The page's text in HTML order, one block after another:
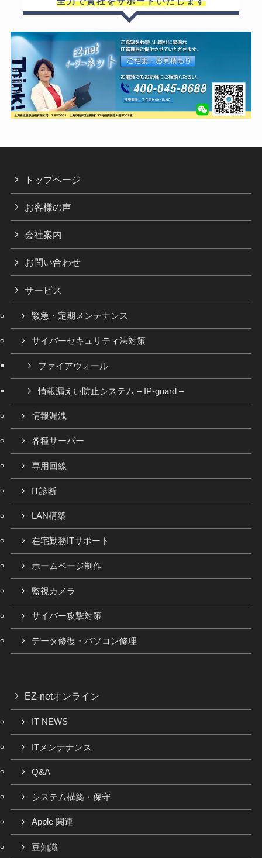
トップページ
お客様の声
会社案内
お問い合わせ
サービス
緊急・定期メンテナンス
サイバーセキュリティ法対策
ファイアウォール
情報漏えい防止システム – IP-guard –
情報漏洩
各種サーバー
専用回線
IT診断
LAN構築
在宅勤務ITサポート
ホームページ制作
監視カメラ
サイバー攻撃対策
データ修復・パソコン修理
EZ-netオンライン
IT NEWS
ITメンテナンス
Q&A
システム構築・保守
Apple 関連
豆知識